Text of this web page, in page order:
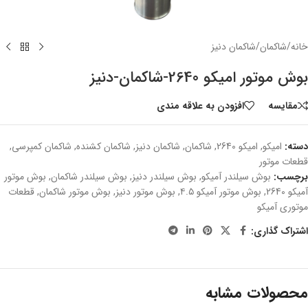
خانه/شاکمان/شاکمان دنیز
بوش موتور امیکو 2640-شاکمان-دنیز
مقایسه افزودن به علاقه مندی
دسته: امیکو, امیکو 2640 , شاکمان, شاکمان دنیز, شاکمان کشنده, شاکمان کمپرسی,
قطعات موتور
برچسب: بوش سیلندر آمیکو, بوش سیلندر دنیز, بوش سیلندر شاکمان, بوش موتور
آمیکو 2640
, بوش موتور آمیکو ۴.۵ , بوش موتور دنیز, بوش موتور شاکمان,قطعات
موتوری آمیکو
اشتراک گذاری:
محصولات مشابه